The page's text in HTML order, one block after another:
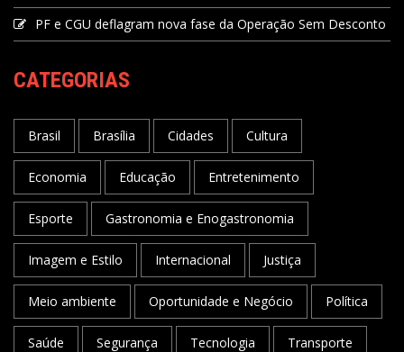
PF e CGU deflagram nova fase da Operação Sem Desconto
CATEGORIAS
Brasil Brasília Cidades Cultura
Economia Educação Entretenimento
Esporte Gastronomia e Enogastronomia
Imagem e Estilo Internacional Justiça
Meio ambiente Oportunidade e Negócio Política
Saúde Segurança Tecnologia Transporte